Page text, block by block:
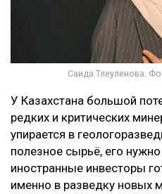
Саида Тлеуленова.
У Казахстана большой
редких и критических
упирается в
полезное сырьё, его
иностранные инвесторы
именно в разведку новых